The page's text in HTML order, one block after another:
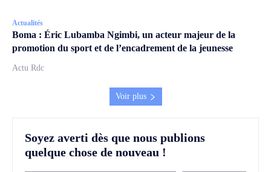
Actualités
Boma : Éric Lubamba Ngimbi, un acteur majeur de la
promotion du sport et de l’encadrement de la jeunesse
Actu Rdc
Voir plus
Soyez averti dès que nous publions
quelque chose de nouveau !